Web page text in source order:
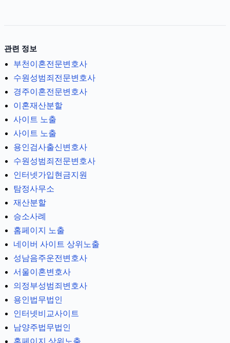
관련 정보
부천이혼전문변호사
수원성범죄전문변호사
경주이혼전문변호사
이혼재산분할
사이트 노출
사이트 노출
용인검사출신변호사
수원성범죄전문변호사
인터넷가입현금지원
탐정사무소
재산분할
승소사례
홈페이지 노출
네이버 사이트 상위노출
성남음주운전변호사
서울이혼변호사
의정부성범죄변호사
용인법무법인
인터넷비교사이트
남양주법무법인
홈페이지 상위노출